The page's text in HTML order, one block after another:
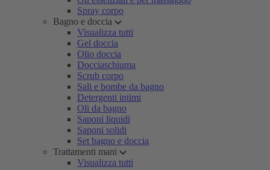
Spray corpo
Bagno e doccia
Visualizza tutti
Gel doccia
Olio doccia
Docciaschiuma
Scrub corpo
Sali e bombe da bagno
Detergenti intimi
Oli da bagno
Saponi liquidi
Saponi solidi
Set bagno e doccia
Trattamenti mani
Visualizza tutti